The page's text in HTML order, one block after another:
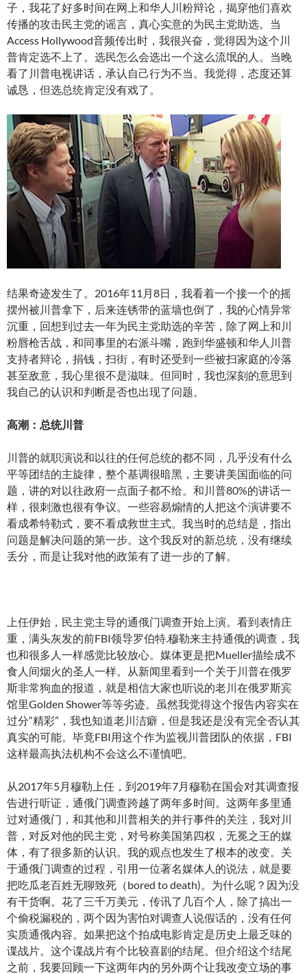
子，我花了好多时间在网上和华人川粉辩论，揭穿他们喜欢
传播的攻击民主党的谣言，真心实意的为民主党助选。当
Access Hollywood音频传出时，我很兴奋，觉得因为这个川
普肯定选不上了。选民怎么会选出一个这么流氓的人。当晚
看了川普电视讲话，承认自己行为不当。我觉得，态度还算
诚恳，但选总统肯定没有戏了。
结果奇迹发生了。2016年11月8日，我看着一个接一个的摇
摆州被川普拿下，后来连锈带的蓝墙也倒了，我的心情异常
沉重，回想到过去一年为民主党助选的辛苦，除了网上和川
粉唇枪舌战，和同事里的右派斗嘴，跑到华盛顿和华人川普
支持者辩论，捐钱，扫街，有时还受到一些被扫家庭的冷落
甚至敌意，我心里很不是滋味。但同时，我也深刻的意思到
我自己的认识和判断是否也出现了问题。
高潮：总统川普
川普的就职演说和以往的任何总统的都不同，几乎没有什么
平等团结的主旋律，整个基调很暗黑，主要讲美国面临的问
题，讲的对以往政府一点面子都不给。和川普80%的讲话一
样，很刺激也很有争议。一些容易煽情的人把这个演讲要不
看成希特勒式，要不看成救世主式。我当时的总结是，指出
问题是解决问题的第一步。这个我反对的新总统，没有继续
丢分，而是让我对他的政策有了进一步的了解。
上任伊始，民主党主导的通俄门调查开始上演。看到表情庄
重，满头灰发的前FBI领导罗伯特.穆勒来主持通俄的调查，我
也和很多人一样感觉比较放心。媒体更是把Mueller描绘成不
食人间烟火的圣人一样。从新闻里看到一个关于川普在俄罗
斯非常狗血的报道，就是相信大家也听说的老川在俄罗斯宾
馆里Golden Shower等等劣迹。虽然我觉得这个报告内容实在
过分“精彩”，我也知道老川洁癖，但是我还是没有完全否认其
真实的可能。毕竟FBI用这个作为监视川普团队的依据，FBI
这样最高执法机构不会这么不谨慎吧。
从2017年5月穆勒上任，到2019年7月穆勒在国会对其调查报
告进行听证，通俄门调查跨越了两年多时间。这两年多里通
过对通俄门，和其他和川普相关的并行事件的关注，我对川
普，对反对他的民主党，对号称美国第四权，无冕之王的媒
体，有了很多新的认识。我的观点也发生了根本的改变。关
于通俄门调查的过程，引用一位著名媒体人的说法，就是要
把吃瓜老百姓无聊致死（bored to death)。为什么呢？因为没
有干货啊。花了三千万美元，传讯了几百个人，除了搞出一
个偷税漏税的，两个因为害怕对调查人说假话的，没有任何
实质通俄内容。如果把这个拍成电影肯定是历史上最乏味的
谍战片。这个谍战片有个比较喜剧的结尾。但介绍这个结尾
之前，我要回顾一下这两年内的另外两个让我改变立场的事